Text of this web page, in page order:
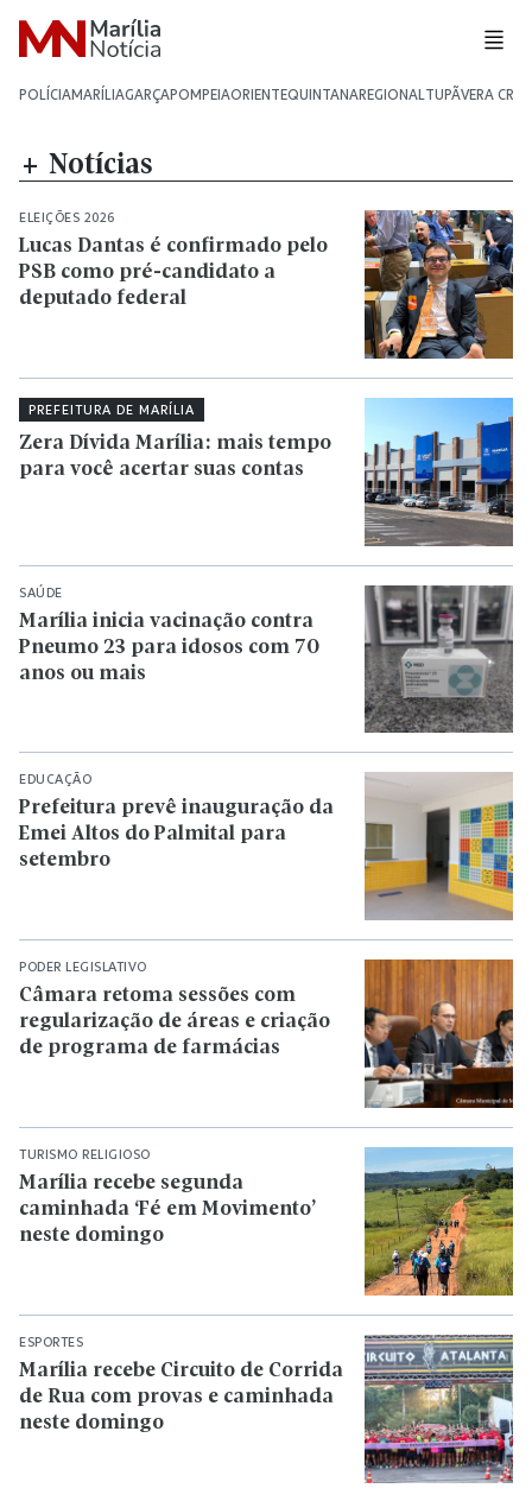
POLÍCIAMARÍLIAGARÇAPOMPEIAORIENTEQUINTANAREGIONALTUPÃVERA CRUZ
+ Notícias
ELEIÇÕES 2026
Lucas Dantas é confirmado pelo
PSB como pré-candidato a
deputado federal
PREFEITURA DE MARÍLIA
Zera Dívida Marília: mais tempo
para você acertar suas contas
SAÚDE
Marília inicia vacinação contra
Pneumo 23 para idosos com 70
anos ou mais
EDUCAÇÃO
Prefeitura prevê inauguração da
Emei Altos do Palmital para
setembro
PODER LEGISLATIVO
Câmara retoma sessões com
regularização de áreas e criação
de programa de farmácias
TURISMO RELIGIOSO
Marília recebe segunda
caminhada ‘Fé em Movimento’
neste domingo
ESPORTES
Marília recebe Circuito de Corrida
de Rua com provas e caminhada
neste domingo